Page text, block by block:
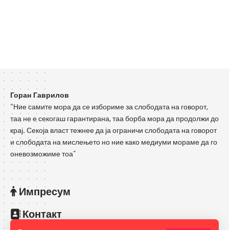
Горан Гаврилов
“Ние самите мора да се избориме за слободата на говорот,
таа не е секогаш гарантирана, таа борба мора да продолжи до
крај. Секоја власт тежнее да ја ограничи слободата на говорот
и слободата на мислењето но ние како медиуми мораме да го
оневозможиме тоа”
Импресум
Контакт